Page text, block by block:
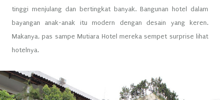
tinggi menjulang dan bertingkat banyak. Bangunan hotel dalam
bayangan anak-anak itu modern dengan desain yang keren.
Makanya, pas sampe Mutiara Hotel mereka sempet surprise lihat
hotelnya.